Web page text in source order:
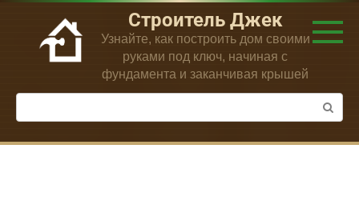
Перейти
контенту
Строитель Джек
Узнайте, как построить дом своими
руками под ключ, начиная с
фундамента и заканчивая крышей
Поиск: